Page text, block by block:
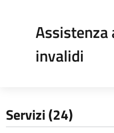
Assistenza
invalidi
Servizi (24)